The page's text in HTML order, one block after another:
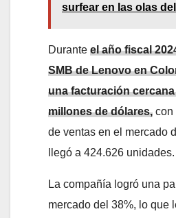
surfear en las olas
Durante el año fiscal
SMB de Lenovo en
una facturación cercana
millones de dólares, con
de ventas en el mercado
llegó a 424.626 unidades.
La compañía logró una
mercado del 38%, lo que